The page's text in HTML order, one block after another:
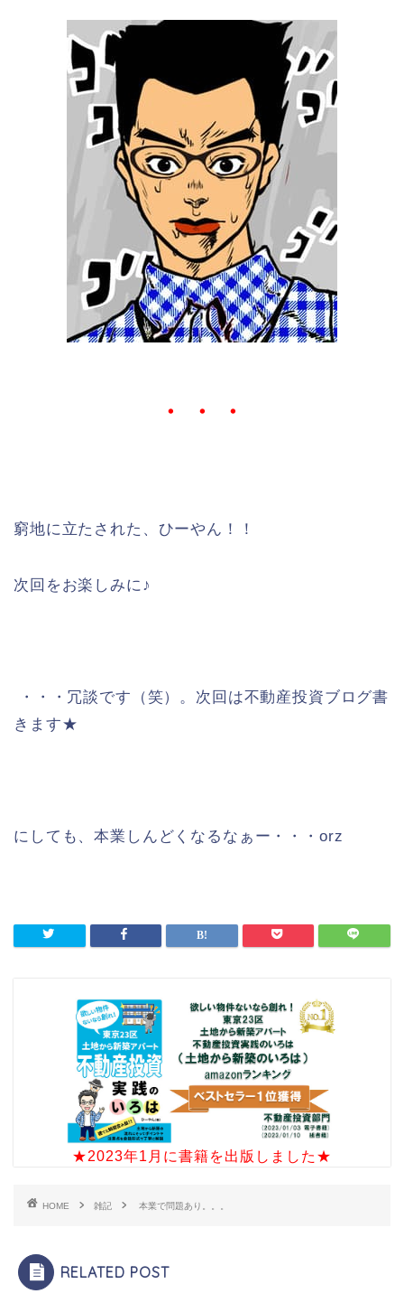
・・・
窮地に立たされた、ひーやん！！
次回をお楽しみに♪
・・・冗談です（笑）。次回は不動産投資ブログ書
きます★
にしても、本業しんどくなるなぁー・・・orz
★2023年1月に書籍を出版しました★
HOME 雑記 本業で問題あり。。。
RELATED POST